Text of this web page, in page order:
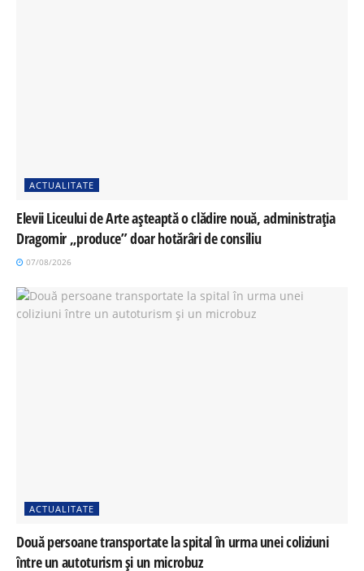
ACTUALITATE
Elevii Liceului de Arte așteaptă o clădire nouă, administrația
Dragomir „produce” doar hotărâri de consiliu
07/08/2026
ACTUALITATE
Două persoane transportate la spital în urma unei coliziuni
între un autoturism și un microbuz